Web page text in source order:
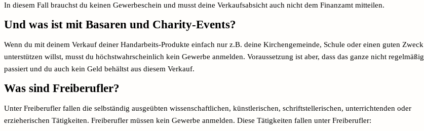
In diesem Fall brauchst du keinen Gewerbeschein und musst deine Verkaufsabsicht auch nicht dem Finanzamt mitteilen.
Und was ist mit Basaren und Charity-Events?
Wenn du mit deinem Verkauf deiner Handarbeits-Produkte einfach nur z.B. deine Kirchengemeinde, Schule oder einen guten Zweck
unterstützen willst, musst du höchstwahrscheinlich kein Gewerbe anmelden. Voraussetzung ist aber, dass das ganze nicht regelmäßig
passiert und du auch kein Geld behältst aus diesem Verkauf.
Was sind Freiberufler?
Unter Freiberufler fallen die selbständig ausgeübten wissenschaftlichen, künstlerischen, schriftstellerischen, unterrichtenden oder
erzieherischen Tätigkeiten. Freiberufler müssen kein Gewerbe anmelden. Diese Tätigkeiten fallen unter Freiberufler: